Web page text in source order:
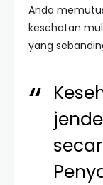
Anda
kesehatan
yang